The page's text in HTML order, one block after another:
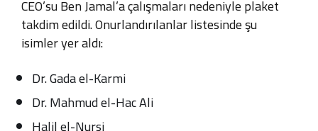
CEO’su Ben Jamal’a çalışmaları nedeniyle plaket
takdim edildi. Onurlandırılanlar listesinde şu
isimler yer aldı:
Dr. Gada el-Karmi
Dr. Mahmud el-Hac Ali